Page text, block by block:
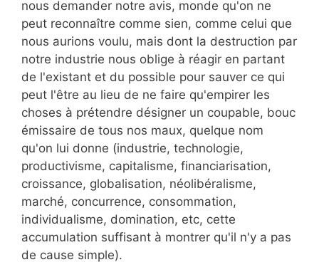
nous demander notre avis, monde qu'on ne
peut reconnaître comme sien, comme celui que
nous aurions voulu, mais dont la destruction par
notre industrie nous oblige à réagir en partant
de l'existant et du possible pour sauver ce qui
peut l'être au lieu de ne faire qu'empirer les
choses à prétendre désigner un coupable, bouc
émissaire de tous nos maux, quelque nom
qu'on lui donne (industrie, technologie,
productivisme, capitalisme, financiarisation,
croissance, globalisation, néolibéralisme,
marché, concurrence, consommation,
individualisme, domination, etc, cette
accumulation suffisant à montrer qu'il n'y a pas
de cause simple).